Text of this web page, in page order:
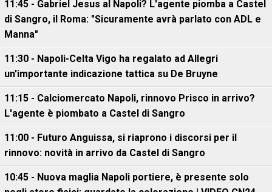
11:45 - Gabriel Jesus al Napoli? L'agente piomba a Castel
di Sangro, il Roma: "Sicuramente avrà parlato con ADL e
Manna"
11:30 - Napoli-Celta Vigo ha regalato ad Allegri
un'importante indicazione tattica su De Bruyne
11:15 - Calciomercato Napoli, rinnovo Prisco in arrivo?
L'agente è piombato a Castel di Sangro
11:00 - Futuro Anguissa, si riaprono i discorsi per il
rinnovo: novità in arrivo da Castel di Sangro
10:45 - Nuova maglia Napoli portiere, è presente solo